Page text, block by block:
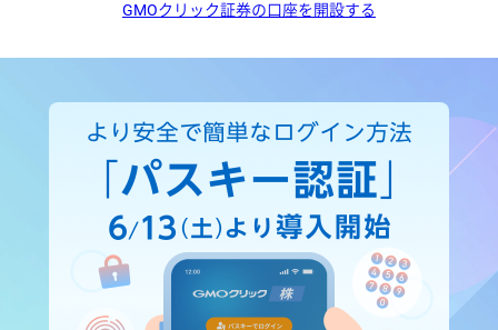
GMOクリック証券の口座を開設する